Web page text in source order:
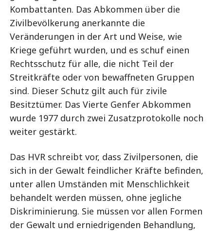
Kombattanten. Das Abkommen über die
Zivilbevölkerung anerkannte die
Veränderungen in der Art und Weise, wie
Kriege geführt wurden, und es schuf einen
Rechtsschutz für alle, die nicht Teil der
Streitkräfte oder von bewaffneten Gruppen
sind. Dieser Schutz gilt auch für zivile
Besitztümer. Das Vierte Genfer Abkommen
wurde 1977 durch zwei Zusatzprotokolle noch
weiter gestärkt.
Das HVR schreibt vor, dass Zivilpersonen, die
sich in der Gewalt feindlicher Kräfte befinden,
unter allen Umständen mit Menschlichkeit
behandelt werden müssen, ohne jegliche
Diskriminierung. Sie müssen vor allen Formen
der Gewalt und erniedrigenden Behandlung,